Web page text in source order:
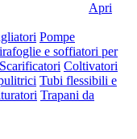
Apri
Pompe
e soffiatori per
Scarificatori Coltivatori
Tubi flessibili e
Trapani da